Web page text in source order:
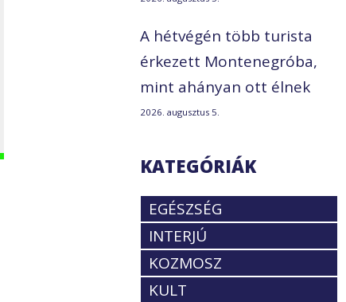
A hétvégén több turista
érkezett Montenegróba,
mint ahányan ott élnek
2026. augusztus 5.
KATEGÓRIÁK
EGÉSZSÉG
INTERJÚ
KOZMOSZ
KULT